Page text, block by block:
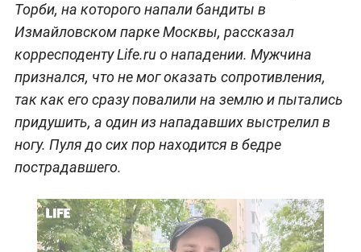
Торби, на которого напали бандиты в
Измайловском парке Москвы, рассказал
корресподенту Life.ru о нападении. Мужчина
признался, что не мог оказать сопротивления,
так как его сразу повалили на землю и пытались
придушить, а один из нападавших выстрелил в
ногу. Пуля до сих пор находится в бедре
пострадавшего.